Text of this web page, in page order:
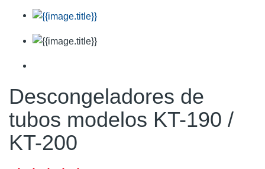
Descongeladores de
tubos modelos KT-190 /
KT-200